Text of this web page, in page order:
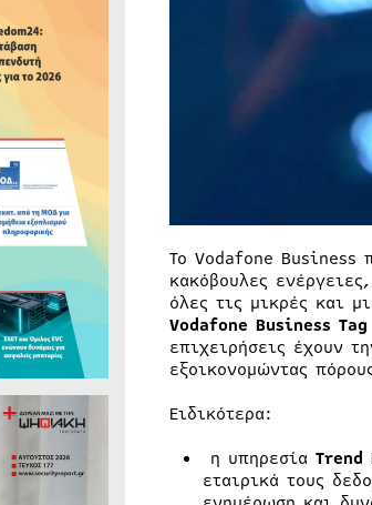
Το Vodafone Business
κακόβουλες
όλες τις μικρές και
Vodafone Business Tag
επιχειρήσεις έχουν
εξοικονομώντας
Ειδικότερα:
η υπηρεσία Trend
εταιρικά τους